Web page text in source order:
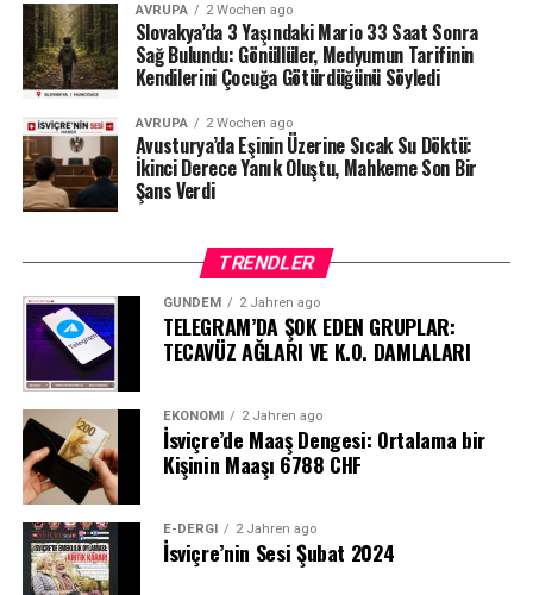
AVRUPA 2 Wochen ago
Slovakya’da 3 Yaşındaki Mario 33 Saat Sonra
Sağ Bulundu: Gönüllüler, Medyumun Tarifinin
Kendilerini Çocuğa Götürdüğünü Söyledi
AVRUPA 2 Wochen ago
Avusturya’da Eşinin Üzerine Sıcak Su Döktü:
İkinci Derece Yanık Oluştu, Mahkeme Son Bir
Şans Verdi
TRENDLER
GÜNDEM 2 Jahren ago
TELEGRAM’DA ŞOK EDEN GRUPLAR:
TECAVÜZ AĞLARI VE K.O. DAMLALARI
EKONOMI 2 Jahren ago
İsviçre’de Maaş Dengesi: Ortalama bir
Kişinin Maaşı 6788 CHF
E-DERGI 2 Jahren ago
İsviçre’nin Sesi Şubat 2024